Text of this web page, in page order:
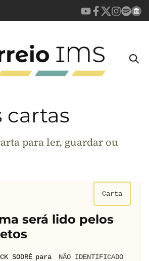
cartas
para ler, guardar ou
Carta
será lido pelos
SODRÉ para NÃO IDENTIFICADO